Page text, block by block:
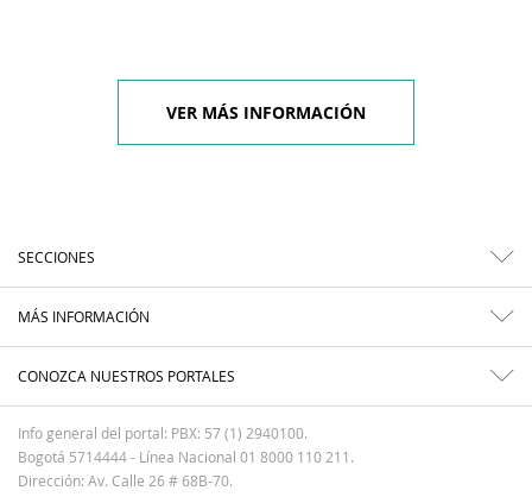
VER MÁS INFORMACIÓN
SECCIONES
MÁS INFORMACIÓN
CONOZCA NUESTROS PORTALES
Info general del portal: PBX: 57 (1) 2940100.
Bogotá 5714444 - Línea Nacional 01 8000 110 211.
Dirección: Av. Calle 26 # 68B-70.